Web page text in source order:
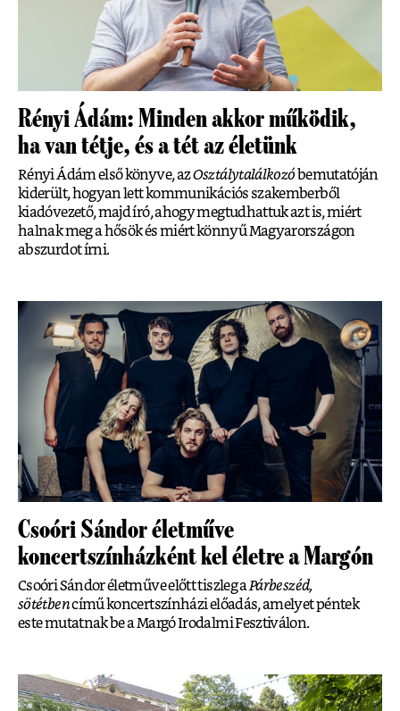
Rényi Ádám: Minden akkor működik,
ha van tétje, és a tét az életünk
Rényi Ádám első könyve, azOsztálytalálkozó bemutatóján
kiderült, hogyan lett kommunikációs szakemberből
kiadóvezető, majd író, ahogy megtudhattuk azt is, miért
halnak meg a hősök és miért könnyű Magyarországon
abszurdot írni.
Csoóri Sándor életműve
koncertszínházként kel életre a Margón
Csoóri Sándor életműve előtt tiszleg aPárbeszéd,
sötétbencímű koncertszínházi előadás, amelyet péntek
este mutatnak be a Margó Irodalmi Fesztiválon.